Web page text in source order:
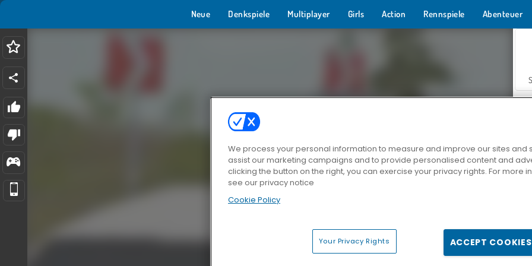
Neue Denkspiele Multiplayer Girls Action Rennspiele Abenteuer
We process your personal information to measure and improve our sites and
assist our marketing campaigns and to provide personalised content and
clicking the button on the right, you can exercise your privacy rights. For more
see our privacy notice
Cookie Policy
Your Privacy Rights ACCEPT COOKIES